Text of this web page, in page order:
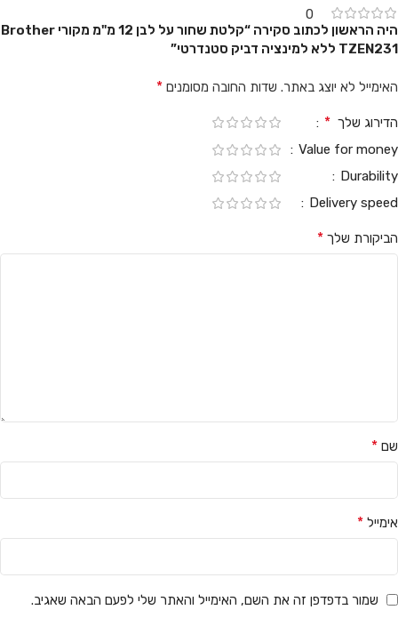
0
היה הראשון לכתוב סקירה “קלטת שחור על לבן 12 מ"מ מקורי Brother
TZEN231 ללא למינציה דביק סטנדרטי”
האימייל לא יוצג באתר. שדות החובה מסומנים *
הדירוג שלך *
Value for money
Durability
Delivery speed
הביקורת שלך *
שם *
אימייל *
שמור בדפדפן זה את השם, האימייל והאתר שלי לפעם הבאה שאגיב.